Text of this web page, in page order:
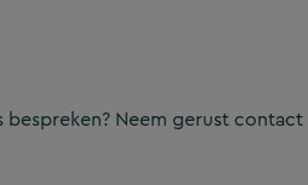
Neem gerust